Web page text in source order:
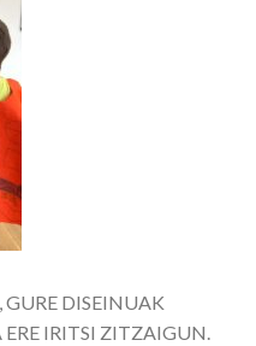
DISEINUAK
IRITSI ZITZAIGUN.